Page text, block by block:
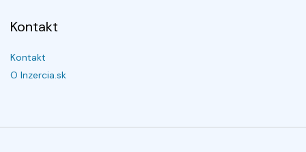
Kontakt
Kontakt
O Inzercia.sk